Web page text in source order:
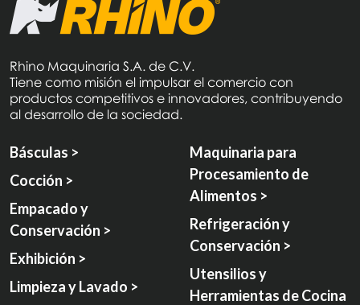
Rhino Maquinaria S.A. de C.V.
Tiene como misión el impulsar el comercio con
productos competitivos e innovadores, contribuyendo
al desarrollo de la sociedad.
Básculas >
Cocción >
Empacado y
Conservación >
Exhibición >
Limpieza y Lavado >
Maquinaria para
Procesamiento de
Alimentos >
Refrigeración y
Conservación >
Utensilios y
Herramientas de Cocina